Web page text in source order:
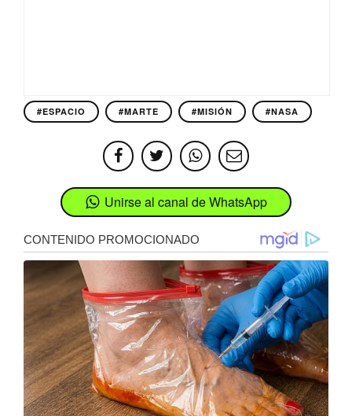
#ESPACIO #MARTE #MISIÓN #NASA
Unirse al canal de WhatsApp